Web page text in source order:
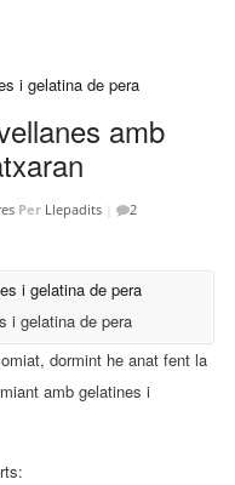
amb
Per Llepadits
2
i gelatina de pera
dormint he anat fent la
amb gelatines i